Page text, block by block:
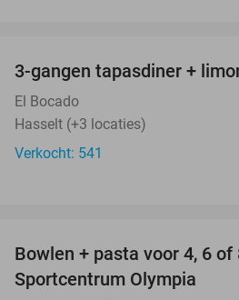
3-gangen tapasdiner +
El Bocado
Hasselt (+3 locaties)
Verkocht: 541
Bowlen + pasta voor 4, 6 of
Sportcentrum Olympia